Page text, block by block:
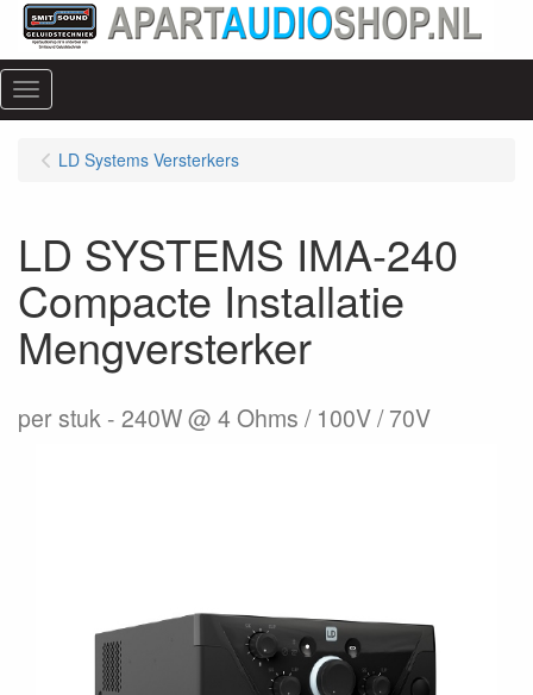
Menu
LD Systems Versterkers
LD SYSTEMS IMA-240
Compacte Installatie
Mengversterker
per stuk 240W @ 4 Ohms / 100V / 70V